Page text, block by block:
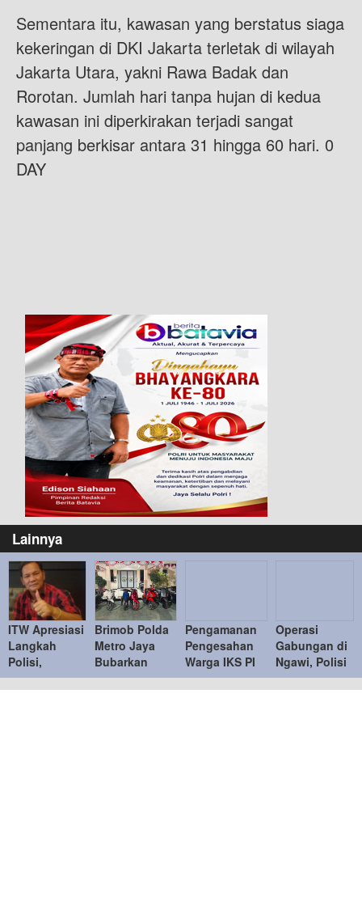
Sementara itu, kawasan yang berstatus siaga
kekeringan di DKI Jakarta terletak di wilayah
Jakarta Utara, yakni Rawa Badak dan
Rorotan. Jumlah hari tanpa hujan di kedua
kawasan ini diperkirakan terjadi sangat
panjang berkisar antara 31 hingga 60 hari. 0
DAY
Lainnya
ITW Apresiasi
Langkah
Polisi,
Ingatkan
Penindakan
Brimob Polda
Metro Jaya
Bubarkan
Balap Liar,
Tujuh Motor
Pengamanan
Pengesahan
Warga IKS PI
Kera Sakti
Tertib,
Operasi
Gabungan di
Ngawi, Polisi
Tindak
Puluhan